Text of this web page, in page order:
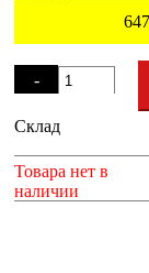
647
-
+
Склад
Товара нет в
наличии